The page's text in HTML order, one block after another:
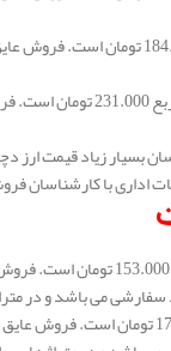
بسیار زیاد قیمت ارز
اداری با کارشناسان